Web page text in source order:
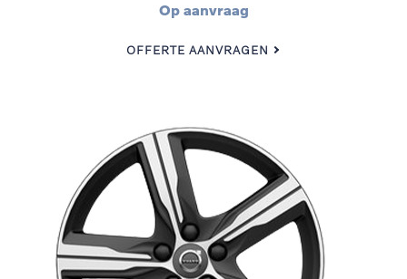
Op aanvraag
OFFERTE AANVRAGEN